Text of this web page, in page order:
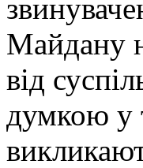
Майдану
від
думкою у